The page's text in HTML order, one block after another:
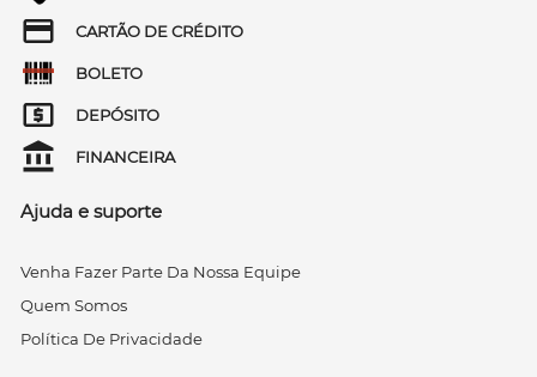
CARTÃO DE CRÉDITO
BOLETO
DEPÓSITO
FINANCEIRA
Ajuda e suporte
Venha Fazer Parte Da Nossa Equipe
Quem Somos
Política De Privacidade